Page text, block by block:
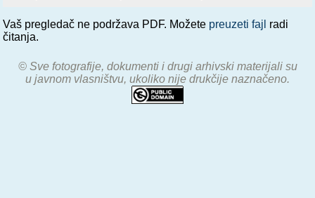
Vaš pregledač ne podržava PDF. Možete preuzeti fajl radi
čitanja.
© Sve fotografije, dokumenti i drugi arhivski materijali su
u javnom vlasništvu, ukoliko nije drukčije naznačeno.